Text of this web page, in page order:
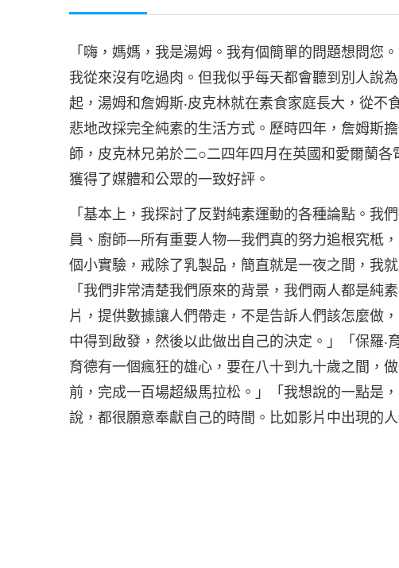
「嗨，媽媽，我是湯姆。我有個簡單的問題想問您
我從來沒有吃過肉。但我似乎每天都會聽到別人說
起，湯姆和詹姆斯‧皮克林就在素食家庭長大，從
悲地改採完全純素的生活方式。歷時四年，詹姆斯
師，皮克林兄弟於二○二四年四月在英國和愛爾蘭
獲得了媒體和公眾的一致好評。
「基本上，我探討了反對純素運動的各種論點。我
員、廚師—所有重要人物—我們真的努力追根究柢
個小實驗，戒除了乳製品，簡直就是一夜之間，我
「我們非常清楚我們原來的背景，我們兩人都是純
片，提供數據讓人們帶走，不是告訴人們該怎麼做
中得到啟發，然後以此做出自己的決定。」「保羅‧
育德有一個瘋狂的雄心，要在八十到九十歲之間，
前，完成一百場超級馬拉松。」「我想說的一點是
說，都很願意奉獻自己的時間。比如影片中出現的